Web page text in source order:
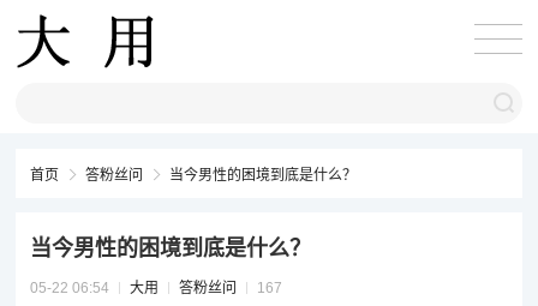
首页 答粉丝问 当今男性的困境到底是什么？
当今男性的困境到底是什么？
05-22 06:54 大用 答粉丝问 167